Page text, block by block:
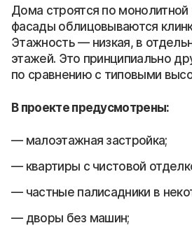
Дома строятся по монолитной
фасады облицовываются
Этажность — низкая, в
этажей. Это принципиально
по сравнению с типовыми
В проекте предусмотрены:
малоэтажная застройка;
квартиры с чистовой
частные палисадники в
дворы без машин;